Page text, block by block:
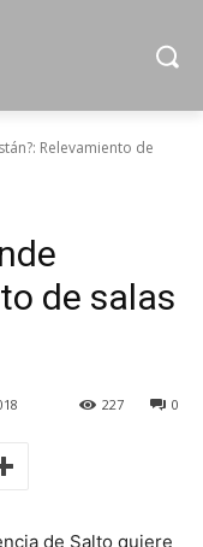
Relevamiento de
de salas
0
227
de Salto quiere